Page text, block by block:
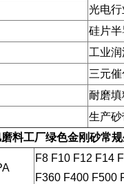
光电
硅片
工业
三元
耐磨
生产
料工厂绿色金刚砂常
F8 F10 F12 F14
F360 F400 F500